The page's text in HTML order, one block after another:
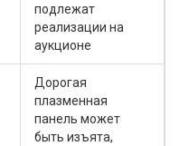
подлежат
реализации на
аукционе
Дорогая
плазменная
панель может
быть изъята,